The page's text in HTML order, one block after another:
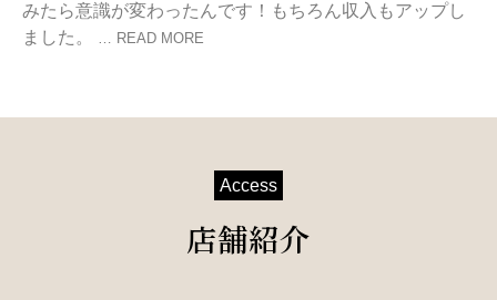
みたら意識が変わったんです！もちろん収入もアップし
ました。
… READ MORE
Access
店舗紹介